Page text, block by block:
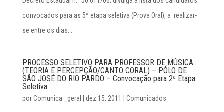
convocados para as 5ª etapa seletiva (Prova Oral), a realizar-
se entre os dias...
PROCESSO SELETIVO PARA PROFESSOR DE MÚSICA
(TEORIA E PERCEPÇÃO/CANTO CORAL) – PÓLO DE
SÃO JOSÉ DO RIO PARDO – Convocação para 2ª Etapa
Seletiva
porComunica _geral dez 15, 2011 Comunicados